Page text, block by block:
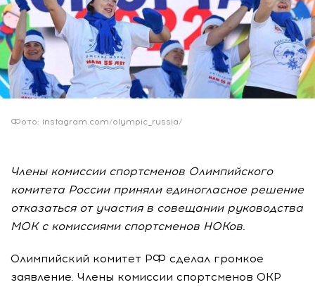
Фото: instagram.com/olympic_russia/
Члены комиссии спортсменов Олимпийского
комитета России приняли единогласное решение
отказаться от участия в совещании руководства
МОК с комиссиями спортсменов НОКов.
Олимпийский комитет РФ сделал громкое
заявление. Члены комиссии спортсменов ОКР